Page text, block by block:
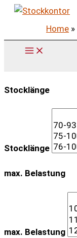
Zum
springen
Home »
Stocklänge
Stocklänge
max. Belastung
max. Belastung